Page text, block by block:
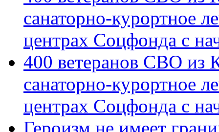
санаторно-курортное
центрах Соцфонда с
400 ветеранов СВО из
санаторно-курортное
центрах Соцфонда с